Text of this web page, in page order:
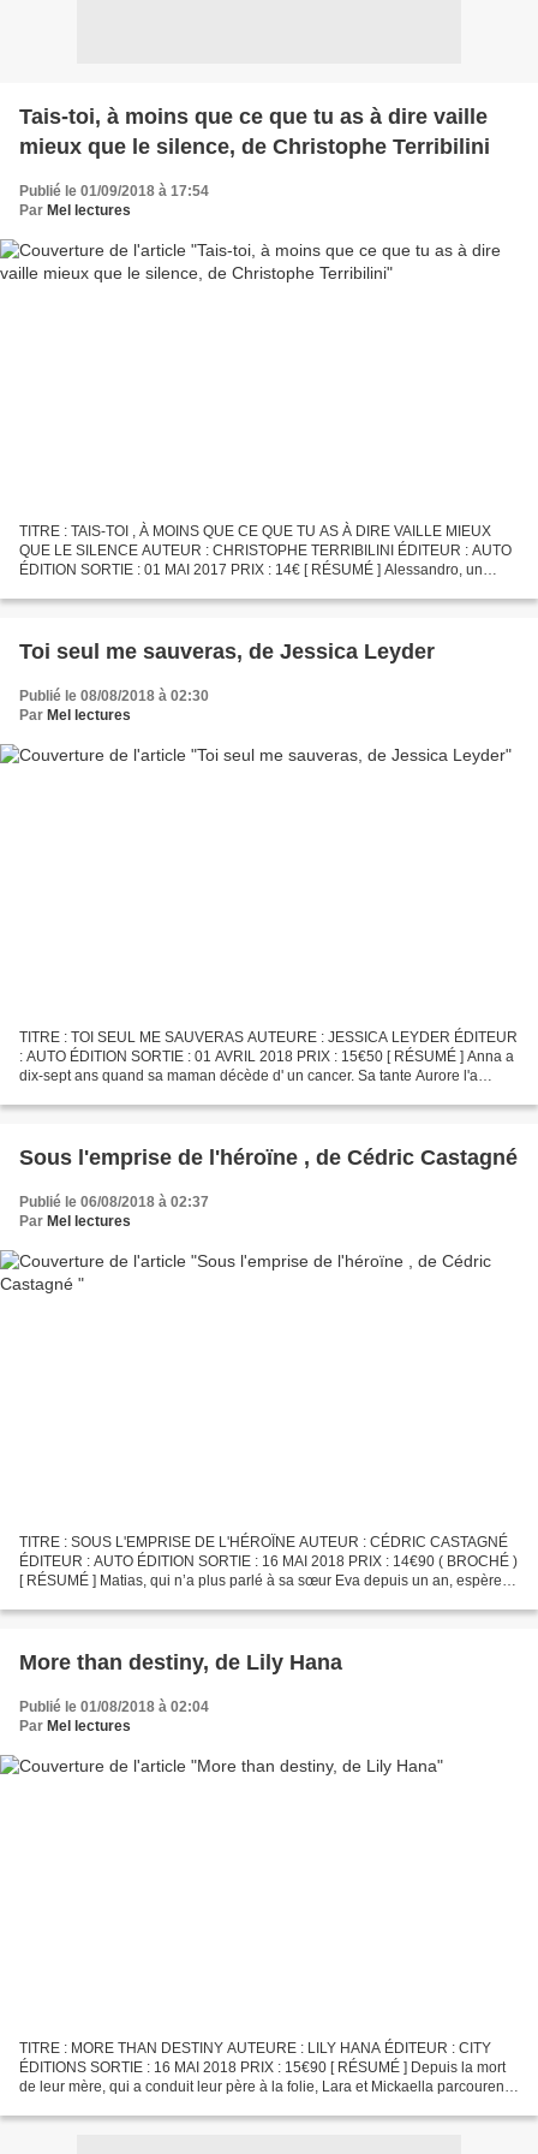
Tais-toi, à moins que ce que tu as à dire vaille
mieux que le silence, de Christophe Terribilini
Publié le 01/09/2018 à 17:54
Par Mel lectures
TITRE : TAIS-TOI , À MOINS QUE CE QUE TU AS À DIRE VAILLE MIEUX
QUE LE SILENCE AUTEUR : CHRISTOPHE TERRIBILINI ÉDITEUR : AUTO
ÉDITION SORTIE : 01 MAI 2017 PRIX : 14€ [ RÉSUMÉ ] Alessandro, un
Toi seul me sauveras, de Jessica Leyder
Publié le 08/08/2018 à 02:30
Par Mel lectures
TITRE : TOI SEUL ME SAUVERAS AUTEURE : JESSICA LEYDER ÉDITEUR
: AUTO ÉDITION SORTIE : 01 AVRIL 2018 PRIX : 15€50 [ RÉSUMÉ ] Anna a
dix-sept ans quand sa maman décède d' un cancer. Sa tante Aurore l'a
Sous l'emprise de l'héroïne , de Cédric Castagné
Publié le 06/08/2018 à 02:37
Par Mel lectures
TITRE : SOUS L'EMPRISE DE L'HÉROÏNE AUTEUR : CÉDRIC CASTAGNÉ
ÉDITEUR : AUTO ÉDITION SORTIE : 16 MAI 2018 PRIX : 14€90 ( BROCHÉ )
[ RÉSUMÉ ] Matias, qui n’a plus parlé à sa sœur Eva depuis un an, espère
More than destiny, de Lily Hana
Publié le 01/08/2018 à 02:04
Par Mel lectures
TITRE : MORE THAN DESTINY AUTEURE : LILY HANA ÉDITEUR : CITY
ÉDITIONS SORTIE : 16 MAI 2018 PRIX : 15€90 [ RÉSUMÉ ] Depuis la mort
de leur mère, qui a conduit leur père à la folie, Lara et Mickaella parcourent